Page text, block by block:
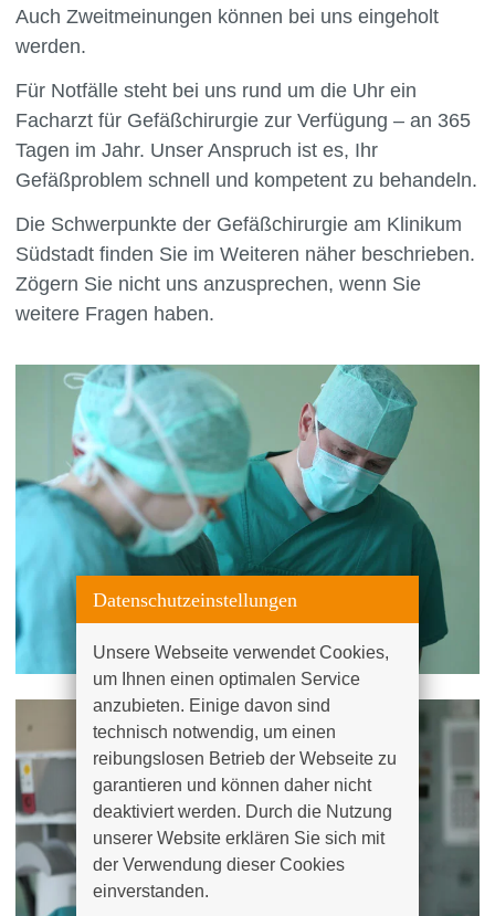
Auch Zweitmeinungen können bei uns eingeholt
werden.
Für Notfälle steht bei uns rund um die Uhr ein
Facharzt für Gefäßchirurgie zur Verfügung – an 365
Tagen im Jahr. Unser Anspruch ist es, Ihr
Gefäßproblem schnell und kompetent zu behandeln.
Die Schwerpunkte der Gefäßchirurgie am Klinikum
Südstadt finden Sie im Weiteren näher beschrieben.
Zögern Sie nicht uns anzusprechen, wenn Sie
weitere Fragen haben.
Datenschutzeinstellungen
Unsere Webseite verwendet Cookies,
um Ihnen einen optimalen Service
anzubieten. Einige davon sind
technisch notwendig, um einen
reibungslosen Betrieb der Webseite zu
garantieren und können daher nicht
deaktiviert werden. Durch die Nutzung
unserer Website erklären Sie sich mit
der Verwendung dieser Cookies
einverstanden.